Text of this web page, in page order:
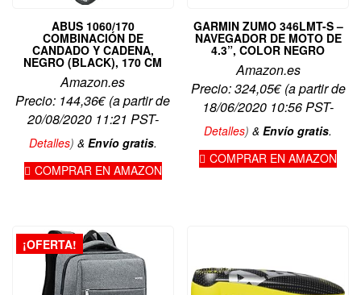
ABUS 1060/170
COMBINACIÓN DE
CANDADO Y CADENA,
NEGRO (BLACK), 170 CM
Amazon.es
Precio: 144,36€(a partir de
20/08/2020 11:21 PST-
Detalles) & Envío gratis.
COMPRAR EN AMAZON
GARMIN ZUMO 346LMT-S –
NAVEGADOR DE MOTO DE
4.3”, COLOR NEGRO
Amazon.es
Precio:324,05€(a partir de
18/06/2020 10:56 PST-
Detalles)&Envío gratis.
COMPRAR EN AMAZON
¡OFERTA!